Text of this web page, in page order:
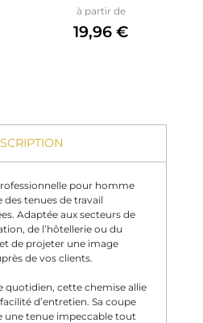
à partir dePrix
19,96 €
pour homme
tenues de travail
Adaptée aux secteurs de
de l’hôtellerie ou du
de projeter une image
de vos clients.
quotidien, cette chemise allie
d’entretien. Sa coupe
une tenue impeccable tout